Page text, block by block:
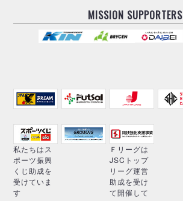
MISSION SUPPORTERS
私たちはス
ポーツ振興
くじ助成を
受けていま
す
Ｆリーグは
JSCトップ
リーグ運営
助成を受け
て開催して